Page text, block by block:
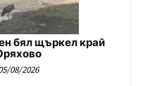
бял щъркел край
08/2026